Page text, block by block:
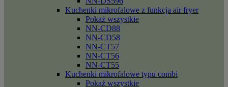
Kuchenki mikrofalowe z funkcja air fryer
Pokaż wszystkie
NN-CD88
NN-CD58
NN-CT57
NN-CT56
NN-CT55
Kuchenki mikrofalowe typu combi
Pokaż wszystkie